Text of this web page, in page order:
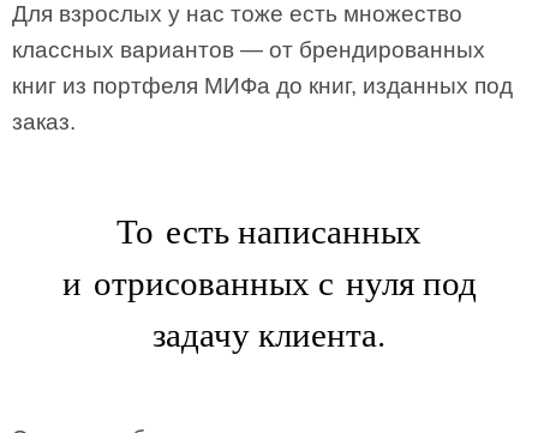
Для взрослых у нас тоже есть множество
классных вариантов — от брендированных
книг из портфеля МИФа до книг, изданных под
заказ.
То есть написанных
и отрисованных с нуля под
задачу клиента.